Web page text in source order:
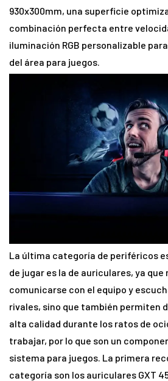
930x300mm, una superficie
combinación perfecta entre
iluminación RGB personalizable
del área para juegos.
La última categoría de periféricos
de jugar es la de auriculares, ya
comunicarse con el equipo y
rivales, sino que también permiten
alta calidad durante los ratos de
trabajar, por lo que son un
sistema para juegos. La primera
categoría son los auriculares GXT